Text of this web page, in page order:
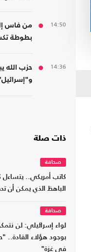
14:50
من فاس
بطوطة
14:36
حزب الله
ذات صلة
صحافة
كاتب أمريكي.. يتساءل
الباهظ الذي يمكن أن
صحافة
لواء إسرائيلي: لن
بوجود هؤلاء القادة..
في غزة"